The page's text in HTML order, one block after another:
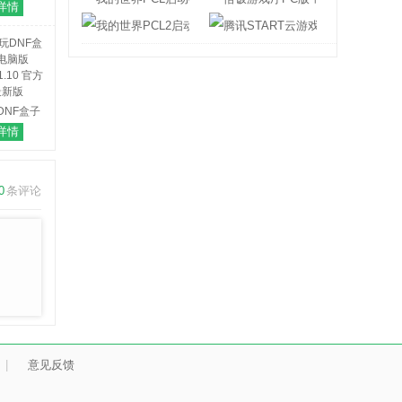
器
官方
版
情
盒子
版
官方
情
条评论
我的世界PCL2启动器
意见反馈